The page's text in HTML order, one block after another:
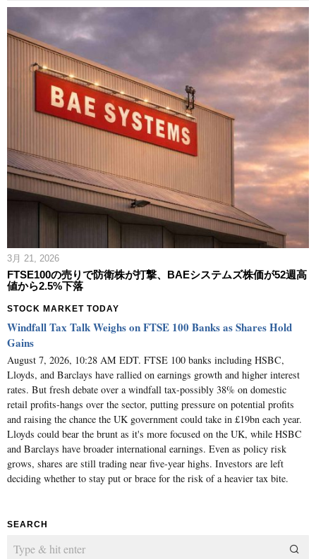
3月 21, 2026
FTSE100の売りで防衛株が打撃、BAEシステムズ株価が52週高
値から2.5%下落
STOCK MARKET TODAY
Windfall Tax Talk Weighs on FTSE 100 Banks as Shares Hold
Gains
August 7, 2026, 10:28 AM EDT. FTSE 100 banks including HSBC,
Lloyds, and Barclays have rallied on earnings growth and higher interest
rates. But fresh debate over a windfall tax-possibly 38% on domestic
retail profits-hangs over the sector, putting pressure on potential profits
and raising the chance the UK government could take in £19bn each year.
Lloyds could bear the brunt as it's more focused on the UK, while HSBC
and Barclays have broader international earnings. Even as policy risk
grows, shares are still trading near five-year highs. Investors are left
deciding whether to stay put or brace for the risk of a heavier tax bite.
SEARCH